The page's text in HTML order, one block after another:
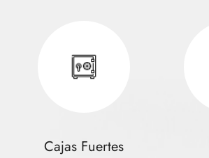
Cajas Fuertes